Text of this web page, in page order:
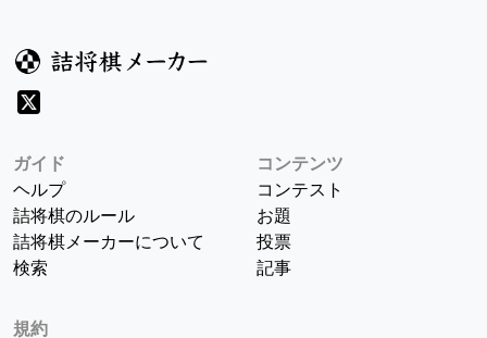
ガイド
ヘルプ
詰将棋のルール
詰将棋メーカーについて
検索
コンテンツ
コンテスト
お題
投票
記事
規約